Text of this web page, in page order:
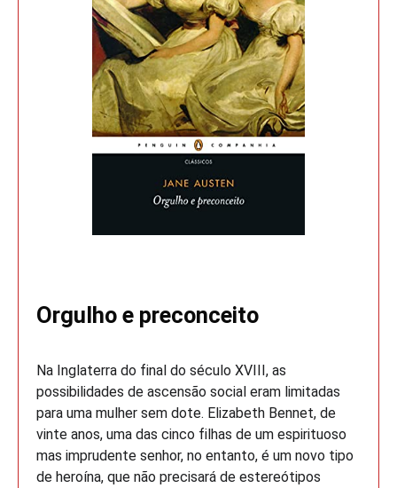
Orgulho e preconceito
Na Inglaterra do final do século XVIII, as
possibilidades de ascensão social eram limitadas
para uma mulher sem dote. Elizabeth Bennet, de
vinte anos, uma das cinco filhas de um espirituoso
mas imprudente senhor, no entanto, é um novo tipo
de heroína, que não precisará de estereótipos